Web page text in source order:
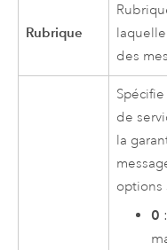
Rubrique
des
de
la
options
0